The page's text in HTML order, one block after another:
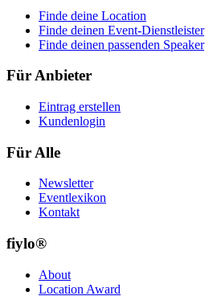
Finde deine Location
Finde deinen Event-Dienstleister
Finde deinen passenden Speaker
Für Anbieter
Eintrag erstellen
Kundenlogin
Für Alle
Newsletter
Eventlexikon
Kontakt
fiylo®
About
Location Award